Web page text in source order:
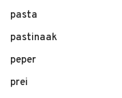
pasta
pastinaak
peper
prei